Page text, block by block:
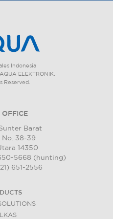
Indonesia
ELEKTRONIK.
Reserved.
OFFICE
Barat
No. 38-39
14350
5668 (hunting)
651-2556